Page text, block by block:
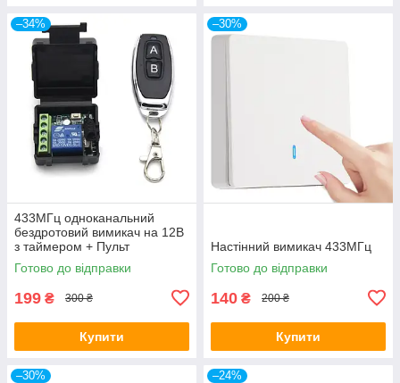
–34%
433МГц одноканальний
бездротовий вимикач на 12В
з таймером + Пульт
Готово до відправки
199 ₴ 300 ₴
Купити
–30%
Настінний вимикач 433МГц
Готово до відправки
140 ₴ 200 ₴
Купити
–30% –24%